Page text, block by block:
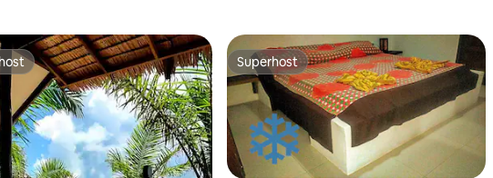
Superhost
Superhost